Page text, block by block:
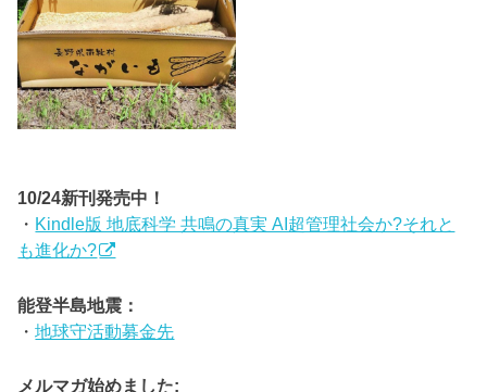
10/24新刊発売中！
・ Kindle版 地底科学 共鳴の真実 AI超管理社会か?それと
も進化か?
能登半島地震：
・地球守活動募金先
メルマガ始めました: